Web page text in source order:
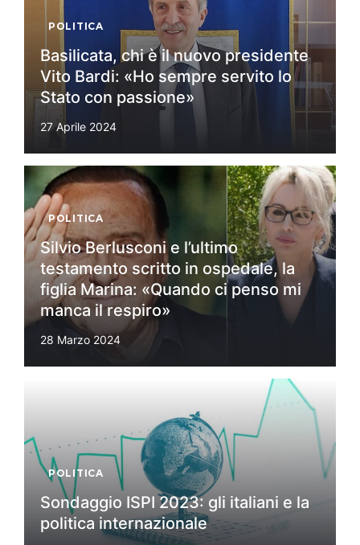
POLITICA
Basilicata, chi è il nuovo presidente
Vito Bardi: «Ho sempre servito lo
Stato con passione»
27 Aprile 2024
POLITICA
Silvio Berlusconi e l’ultimo
testamento scritto in ospedale, la
figlia Marina: «Quando ci penso mi
manca il respiro»
28 Marzo 2024
POLITICA
Sondaggio ISPI 2023: gli italiani e la
politica internazionale